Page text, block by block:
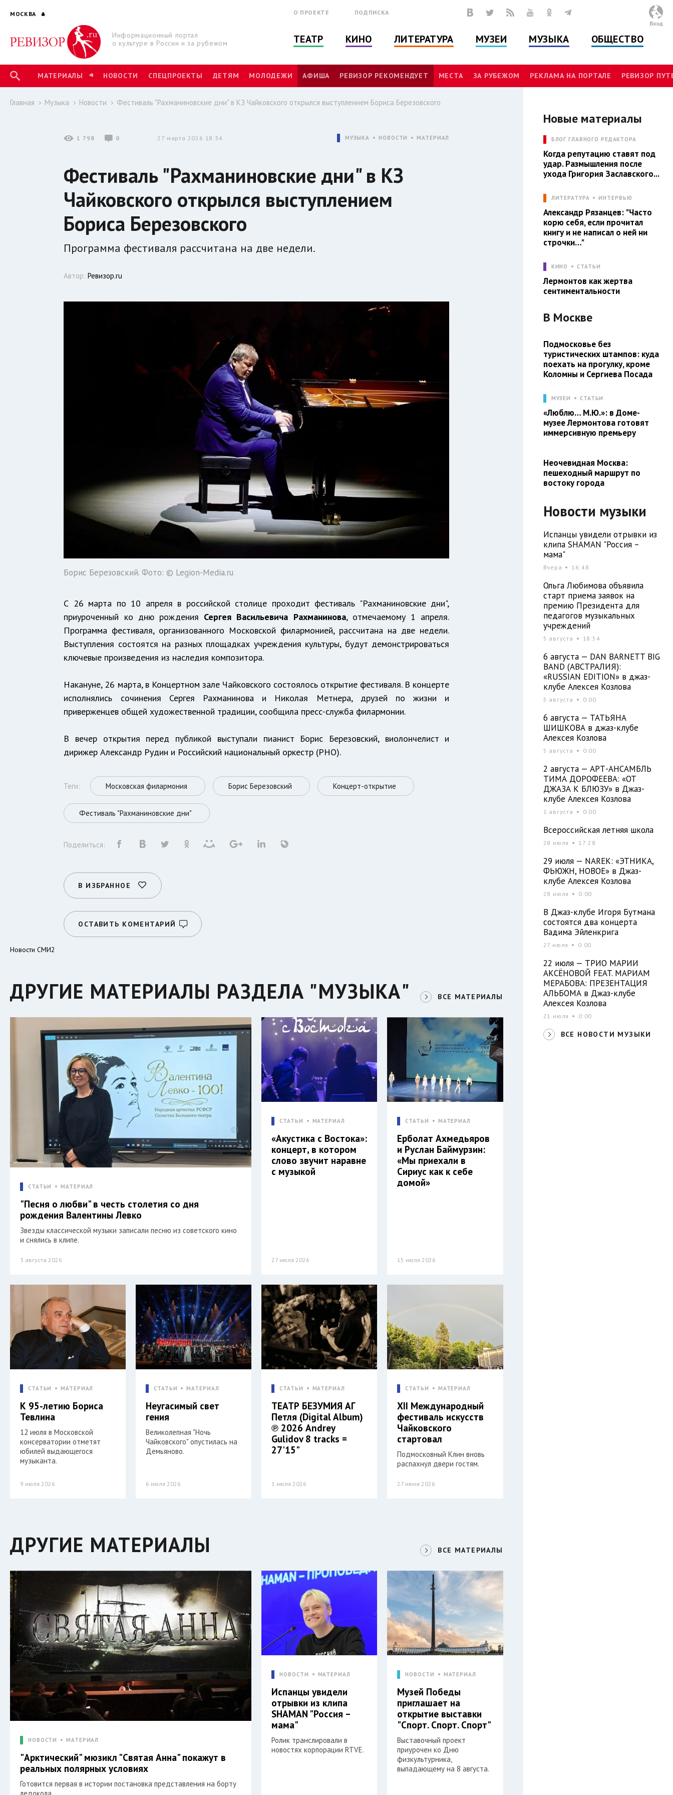
МОСКВА
Информационный портал
о культуре в России и за рубежом
О ПРОЕКТЕ ПОДПИСКА
ТЕАТР КИНО ЛИТЕРАТУРА МУЗЕИ МУЗЫКА ОБЩЕСТВО
Вход
МАТЕРИАЛЫ НОВОСТИ СПЕЦПРОЕКТЫ ДЕТЯМ МОЛОДЕЖИ АФИША РЕВИЗОР РЕКОМЕНДУЕТ МЕСТА ЗА РУБЕЖОМ РЕКЛАМА НА ПОРТАЛЕ РЕВИЗОР
Главная Музыка Новости Фестиваль "Рахманиновские дни" в КЗ Чайковского открылся выступлением Бориса Березовского
1 798 0 27 марта 2026 18:34 МУЗЫКА НОВОСТИ МАТЕРИАЛ
Фестиваль "Рахманиновские дни" в КЗ
Чайковского открылся выступлением
Бориса Березовского
Программа фестиваля рассчитана на две недели.
Автор:Ревизор.ru
Борис Березовский. Фото: © Legion-Media.ru
С 26 марта по 10 апреля в российской столице проходит фестиваль "Рахманиновские дни",
приуроченный ко дню рождения Сергея Васильевича Рахманинова, отмечаемому 1 апреля.
Программа фестиваля, организованного Московской филармонией, рассчитана на две недели.
Выступления состоятся на разных площадках учреждения культуры, будут демонстрироваться
ключевые произведения из наследия композитора.
Накануне, 26 марта, в Концертном зале Чайковского состоялось открытие фестиваля. В концерте
исполнялись сочинения Сергея Рахманинова и Николая Метнера, друзей по жизни и
приверженцев общей художественной традиции, сообщила пресс-служба филармонии.
В вечер открытия перед публикой выступали пианист Борис Березовский, виолончелист и
дирижер Александр Рудин и Российский национальный оркестр (РНО).
Теги: Московская филармония Борис Березовский Концерт-открытие
Фестиваль "Рахманиновские дни"
Поделиться:
В ИЗБРАННОЕ
ОСТАВИТЬ КОМЕНТАРИЙ
Новости СМИ2
ДРУГИЕ МАТЕРИАЛЫ РАЗДЕЛА "МУЗЫКА" ВСЕ МАТЕРИАЛЫ
СТАТЬИ МАТЕРИАЛ
"Песня о любви" в честь столетия со дня
рождения Валентины Левко
Звезды классической музыки записали песню из советского кино
и снялись в клипе.
3 августа 2026
СТАТЬИ МАТЕРИАЛ
«Акустика с Востока»:
концерт, в котором
слово звучит наравне
с музыкой
27 июля 2026
СТАТЬИ МАТЕРИАЛ
Ерболат Ахмедьяров
и Руслан Баймурзин:
«Мы приехали в
Сириус как к себе
домой»
15 июля 2026
СТАТЬИ МАТЕРИАЛ
К 95-летию Бориса
Тевлина
12 июля в Московской
консерватории отметят
юбилей выдающегося
музыканта.
9 июля 2026
СТАТЬИ МАТЕРИАЛ
Неугасимый свет
гения
Великолепная "Ночь
Чайковского" опустилась на
Демьяново.
6 июля 2026
СТАТЬИ МАТЕРИАЛ
ТЕАТР БЕЗУМИЯ АГ
Петля (Digital Album)
℗ 2026 Andrey
Gulidov 8 tracks =
27'15"
1 июля 2026
СТАТЬИ МАТЕРИАЛ
XII Международный
фестиваль искусств
Чайковского
стартовал
Подмосковный Клин вновь
распахнул двери гостям.
27 июня 2026
ДРУГИЕ МАТЕРИАЛЫ ВСЕ МАТЕРИАЛЫ
НОВОСТИ МАТЕРИАЛ
"Арктический" мюзикл "Святая Анна" покажут в
реальных полярных условиях
Готовится первая в истории постановка представления на борту
ледокола.
НОВОСТИ МАТЕРИАЛ
Испанцы увидели
отрывки из клипа
SHAMAN "Россия –
мама"
Ролик транслировали в
новостях корпорации RTVE.
НОВОСТИ МАТЕРИАЛ
Музей Победы
приглашает на
открытие выставки
"Спорт. Спорт. Спорт"
Выставочный проект
приурочен ко Дню
физкультурника,
выпадающему на 8 августа.
Новые материалы
БЛОГ ГЛАВНОГО РЕДАКТОРА
Когда репутацию ставят под
удар. Размышления после
ухода Григория Заславского...
ЛИТЕРАТУРА ИНТЕРВЬЮ
Александр Рязанцев: "Часто
корю себя, если прочитал
книгу и не написал о ней ни
строчки…"
КИНО СТАТЬИ
Лермонтов как жертва
сентиментальности
В Москве
Подмосковье без
туристических штампов: куда
поехать на прогулку, кроме
Коломны и Сергиева Посада
МУЗЕИ СТАТЬИ
«Люблю… М.Ю.»: в Доме-
музее Лермонтова готовят
иммерсивную премьеру
Неочевидная Москва:
пешеходный маршрут по
востоку города
Новости музыки
Испанцы увидели отрывки из
клипа SHAMAN "Россия –
мама"
Вчера 16:48
Ольга Любимова объявила
старт приема заявок на
премию Президента для
педагогов музыкальных
учреждений
5 августа 18:54
6 августа — DAN BARNETT BIG
BAND (АВСТРАЛИЯ):
«RUSSIAN EDITION» в джаз-
клубе Алексея Козлова
5 августа 0:00
6 августа — ТАТЬЯНА
ШИШКОВА в джаз-клубе
Алексея Козлова
5 августа 0:00
2 августа — АРТ-АНСАМБЛЬ
ТИМА ДОРОФЕЕВА: «ОТ
ДЖАЗА К БЛЮЗУ» в Джаз-
клубе Алексея Козлова
1 августа 0:00
Всероссийская летняя школа
28 июля 17:28
29 июля — NAREK: «ЭТНИКА,
ФЬЮЖН, НОВОЕ» в Джаз-
клубе Алексея Козлова
28 июля 0:00
В Джаз-клубе Игоря Бутмана
состоятся два концерта
Вадима Эйленкрига
27 июля 0:00
22 июля — ТРИО МАРИИ
АКСЁНОВОЙ FEAT. МАРИАМ
МЕРАБОВА: ПРЕЗЕНТАЦИЯ
АЛЬБОМА в Джаз-клубе
Алексея Козлова
21 июля 0:00
ВСЕ НОВОСТИ МУЗЫКИ